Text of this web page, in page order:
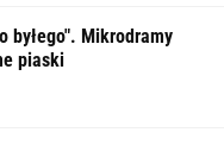
byłego". Mikrodramy
piaski